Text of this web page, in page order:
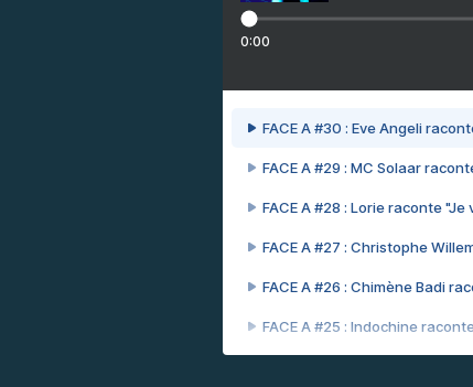
0:00
FACE A #30 : Eve Angeli
FACE A #29 : MC Solaar
FACE A #28 : Lorie raconte "Je
FACE A #27 : Christophe
FACE A #26 : Chimène Badi
FACE A #25 : Indochine